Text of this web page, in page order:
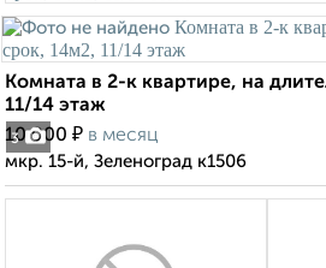
3
Комната в 2-к квартире, на
11/14 этаж
10 000 ₽ в месяц
мкр. 15-й, Зеленоград к1506